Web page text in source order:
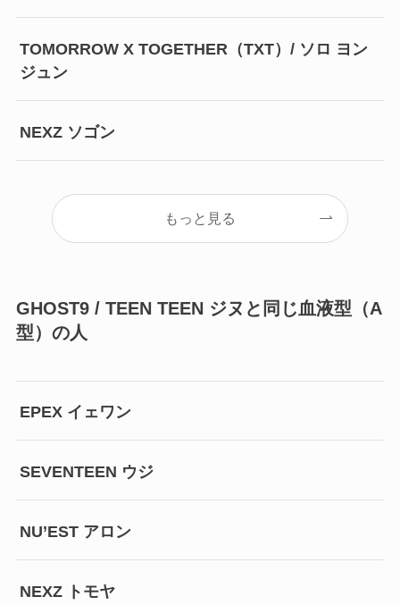
TOMORROW X TOGETHER（TXT）/ ソロ ヨン
ジュン
NEXZ ソゴン
もっと見る
GHOST9 / TEEN TEEN ジヌと同じ血液型（A
型）の人
EPEX イェワン
SEVENTEEN ウジ
NU’EST アロン
NEXZ トモヤ